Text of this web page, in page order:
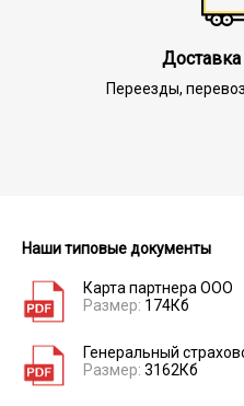
Переезды,
Наши типовые документы
Карта партнера ООО
Размер: 174Кб
Генеральный
Размер: 3162Кб